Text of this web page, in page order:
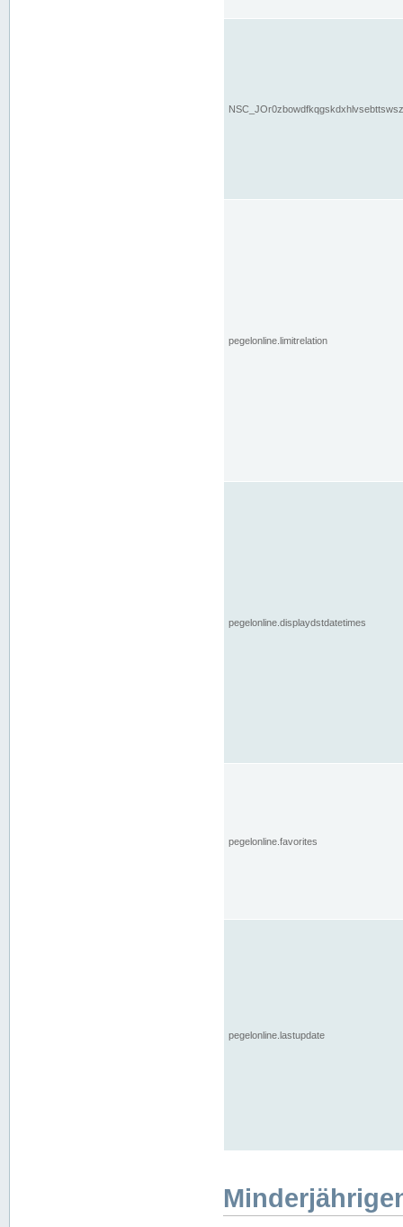
pegelonline.limitrelation
pegelonline.displaydstdatetimes
pegelonline.favorites
pegelonline.lastupdate